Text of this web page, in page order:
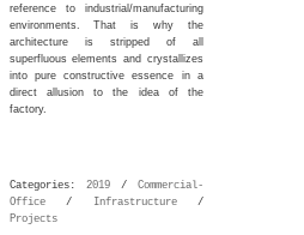
reference to industrial/manufacturing
environments. That is why the
architecture is stripped of all
superfluous elements and crystallizes
into pure constructive essence in a
direct allusion to the idea of the
factory.
Categories: 2019/Commercial-
Office/ Infrastructure/
Projects